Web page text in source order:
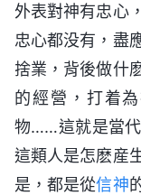
外表對神有忠心
忠心都没有，盡
捨業，背後做什
的經營，打着
物……這就是當代
這類人是怎麽産
是，都是從信神